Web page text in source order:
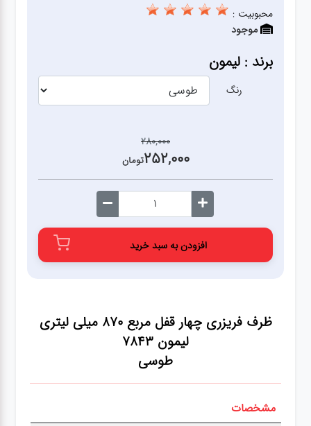
کلمن،فلاسک،قمقمه
بانکه،پاسماوری،جا
ادویه
سطل
عطر،خوشبو کننده
ظرف فریزری چهار قفل مربع 870 میلی لیتری
لیمون 7843
طوسی
مشخصات
محبوبیت :
موجود
برند : لیمون
رنگ
280,000
252,000تومان
افزودن به سبد خرید